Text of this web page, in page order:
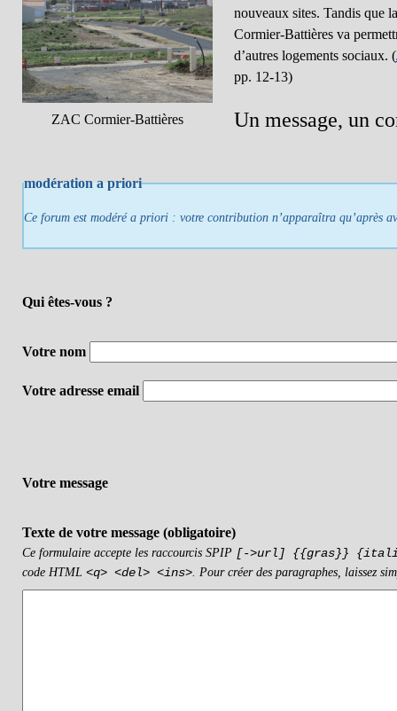
ZAC Cormier-Battières
nouveaux sites. Tandis que
Cormier-Battières va
d’autres logements sociaux. (
pp. 12-13)
Un message, un
modération a priori
Ce forum est modéré a priori : votre contribution n’apparaîtra qu’après
Qui êtes-vous ?
Votre nom
Votre adresse email
Votre message
Texte de votre message (obligatoire)
Ce formulaire accepte les raccourcis SPIP [->url] {{gras}}
code HTML <q> <del> <ins>. Pour créer des paragraphes, laissez